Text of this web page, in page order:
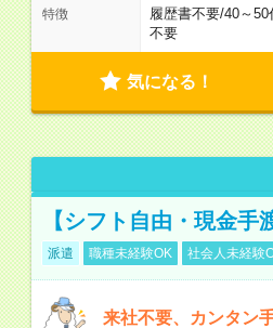
特徴 履歴書不要/40～50
不要
気になる！
【シフト自由・現金
派遣 職種未経験OK 社会人未経験
来社不要、カンタン